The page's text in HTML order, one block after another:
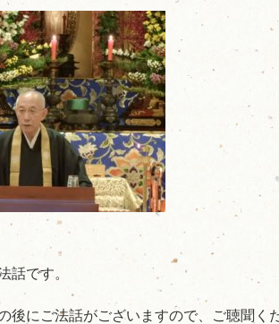
話です。
後にご法話がございますので、ご聴聞く